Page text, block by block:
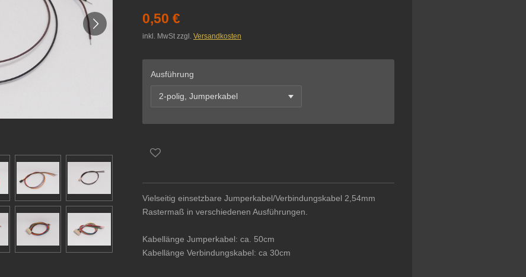
0,50 €
inkl. MwSt zzgl. Versandkosten
Ausführung
Vielseitig einsetzbare Jumperkabel/Verbindungskabel 2,54mm
Rastermaß in verschiedenen Ausführungen.
Kabellänge Jumperkabel: ca. 50cm
Kabellänge Verbindungskabel: ca 30cm